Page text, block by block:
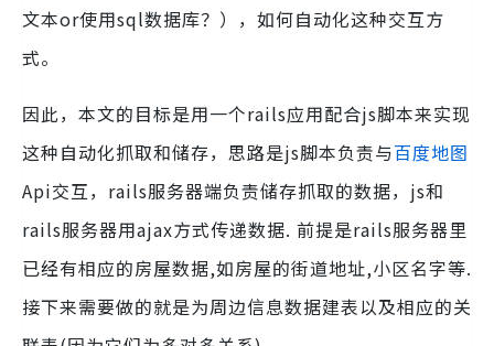
文本or使用sql数据库？），如何自动化这种交互方
式。
因此，本文的目标是用一个rails应用配合js脚本来实现
这种自动化抓取和储存，思路是js脚本负责与百度地图
Api交互，rails服务器端负责储存抓取的数据，js和
rails服务器用ajax方式传递数据. 前提是rails服务器里
已经有相应的房屋数据,如房屋的街道地址,小区名字等.
接下来需要做的就是为周边信息数据建表以及相应的关